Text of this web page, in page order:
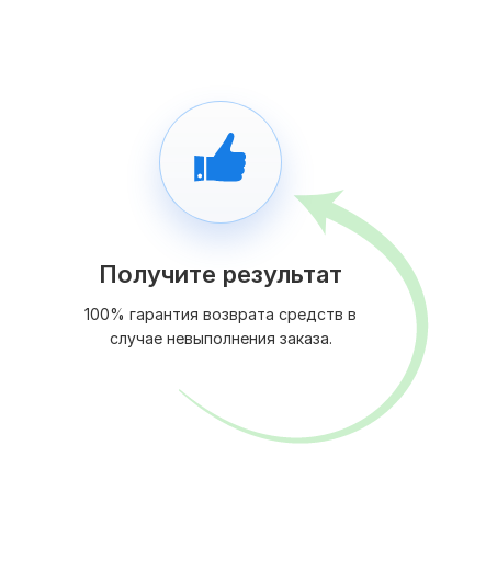
Получите результат
100% гарантия возврата средств в
случае невыполнения заказа.